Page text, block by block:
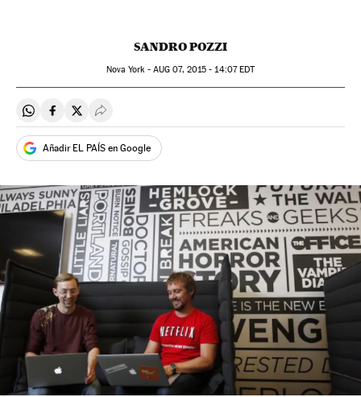
SANDRO POZZI
Nova York - AUG 07, 2015 - 14:07EDT
Compartir en Whatsapp
Compartir en Facebook
Compartir en Twitter
Desplegar Redes Sociales
Añadir EL PAÍS en Google